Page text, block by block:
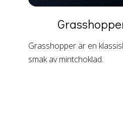
Grasshopper är en
smak av mintchoklad.